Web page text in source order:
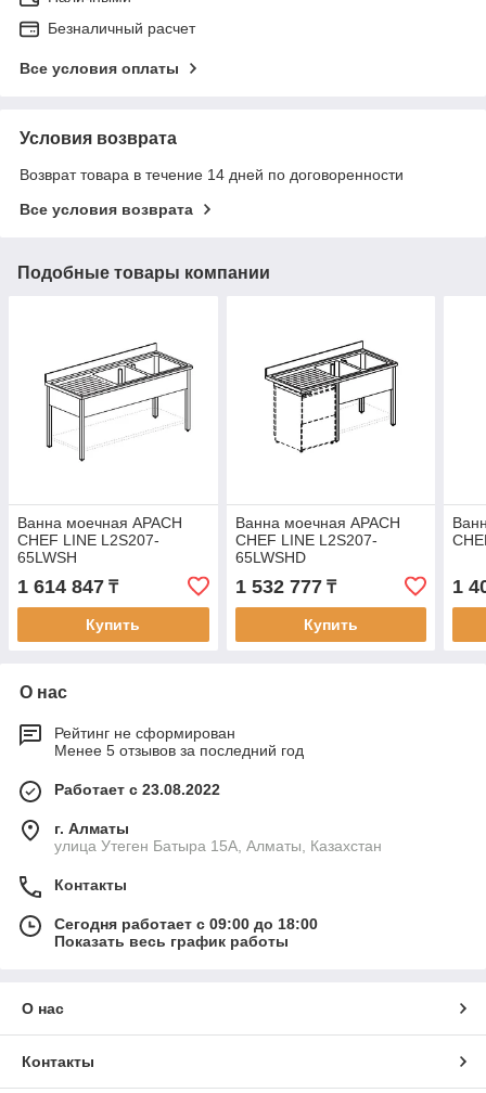
Безналичный расчет
Все условия оплаты
Условия возврата
Возврат товара в течение 14 дней по договоренности
Все условия возврата
Подобные товары компании
Ванна моечная APACH
CHEF LINE L2S207-
65LWSH
1 614 847 ₸
Купить
Ванна моечная APACH
CHEF LINE L2S207-
65LWSHD
1 532 777₸
Купить
1
О нас
Рейтинг не сформирован
Менее 5 отзывов за последний год
Работает с 23.08.2022
г. Алматы
улица Утеген Батыра 15А, Алматы, Казахстан
Контакты
Сегодня работает с 09:00 до 18:00
Показать весь график работы
О нас
Контакты